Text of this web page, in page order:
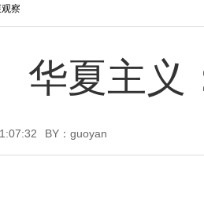
察
华夏主义
BY：guoyan